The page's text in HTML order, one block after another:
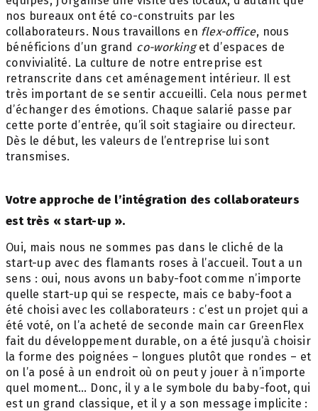
nos bureaux ont été co-construits par les
collaborateurs. Nous travaillons en flex-office, nous
bénéficions d’un grand co-workinget d’espaces de
convivialité. La culture de notre entreprise est
retranscrite dans cet aménagement intérieur. Il est
très important de se sentir accueilli. Cela nous permet
d’échanger des émotions. Chaque salarié passe par
cette porte d’entrée, qu’il soit stagiaire ou directeur.
Dès le début, les valeurs de l’entreprise lui sont
transmises.
Votre approche de l’intégration des collaborateurs
est très « start-up ».
Oui, mais nous ne sommes pas dans le cliché de la
start-up avec des flamants roses à l’accueil. Tout a un
sens : oui, nous avons un baby-foot comme n’importe
quelle start-up qui se respecte, mais ce baby-foot a
été choisi avec les collaborateurs : c’est un projet qui a
été voté, on l’a acheté de seconde main car GreenFlex
fait du développement durable, on a été jusqu’à choisir
la forme des poignées – longues plutôt que rondes – et
on l’a posé à un endroit où on peut y jouer à n’importe
quel moment… Donc, il y a le symbole du baby-foot, qui
est un grand classique, et il y a son message implicite :